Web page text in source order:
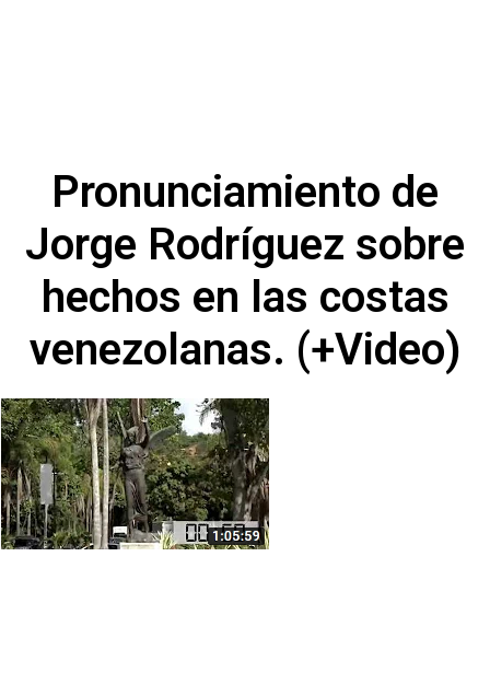
Pronunciamiento de
Jorge Rodríguez sobre
hechos en las costas
venezolanas. (+Video)